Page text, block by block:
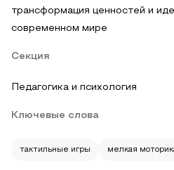
трансформация ценностей и
современном мире
Секция
Педагогика и психология
Ключевые слова
тактильные игры мелкая